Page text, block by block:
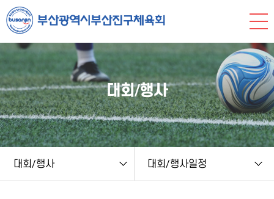
본문 바로가기
string(9) "board.php" string(8) "schedule" NULL
대회/행사
대회/행사 대회/행사일정